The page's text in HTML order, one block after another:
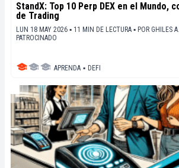
StandX: Top 10 Perp DEX en el Mundo,
de Trading
LUN 18 MAY 2026 ▪ 11 MIN DE LECTURA ▪ POR GHILES A.
PATROCINADO
APRENDA ▪ DEFI